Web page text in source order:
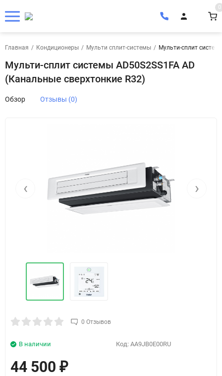
0
Главная / Кондиционеры / Мульти сплит-системы / Мульти-сплит
Мульти-сплит системы AD50S2SS1FA AD
(Канальные сверхтонкие R32)
Обзор Отзывы (0)
‹ ›
0 Отзывов
Код: AA9JB0E00RU
В наличии
44 500 ₽